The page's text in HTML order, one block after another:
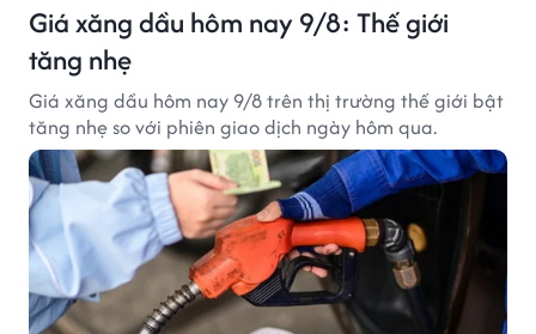
Giá xăng dầu hôm nay 9/8: Thế giới
tăng nhẹ
Giá xăng dầu hôm nay 9/8 trên thị trường thế giới bật
tăng nhẹ so với phiên giao dịch ngày hôm qua.